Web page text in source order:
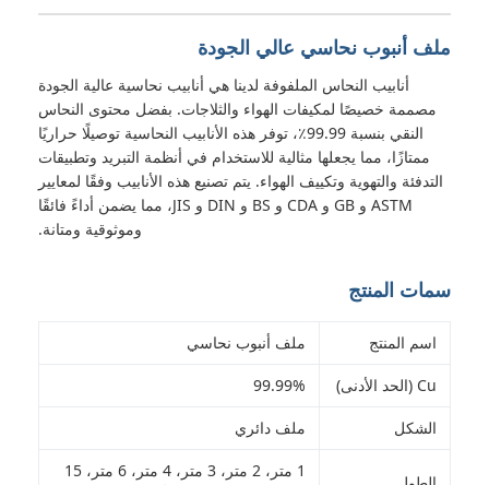
ملف أنبوب نحاسي عالي الجودة
أنابيب النحاس الملفوفة لدينا هي أنابيب نحاسية عالية الجودة
مصممة خصيصًا لمكيفات الهواء والثلاجات. بفضل محتوى النحاس
النقي بنسبة 99.99٪، توفر هذه الأنابيب النحاسية توصيلًا حراريًا
ممتازًا، مما يجعلها مثالية للاستخدام في أنظمة التبريد وتطبيقات
التدفئة والتهوية وتكييف الهواء. يتم تصنيع هذه الأنابيب وفقًا لمعايير
ASTM و GB و CDA و BS و DIN و JIS، مما يضمن أداءً فائقًا
وموثوقية ومتانة.
سمات المنتج
اسم المنتج ملف أنبوب نحاسي
Cu (الحد الأدنى) 99.99%
الشكل ملف دائري
1 متر، 2 متر، 3 متر، 4 متر، 6 متر، 15